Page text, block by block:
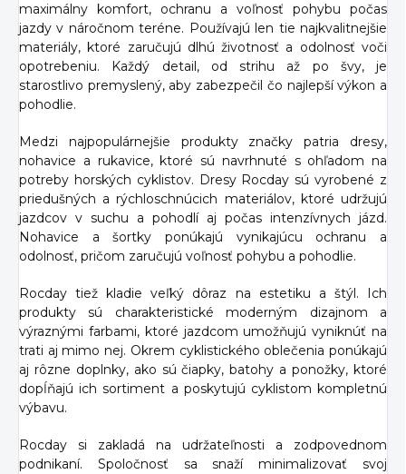
maximálny komfort, ochranu a voľnosť pohybu počas
jazdy v náročnom teréne. Používajú len tie najkvalitnejšie
materiály, ktoré zaručujú dlhú životnosť a odolnosť voči
opotrebeniu. Každý detail, od strihu až po švy, je
starostlivo premyslený, aby zabezpečil čo najlepší výkon a
pohodlie.
Medzi najpopulárnejšie produkty značky patria dresy,
nohavice a rukavice, ktoré sú navrhnuté s ohľadom na
potreby horských cyklistov. Dresy Rocday sú vyrobené z
priedušných a rýchloschnúcich materiálov, ktoré udržujú
jazdcov v suchu a pohodlí aj počas intenzívnych jázd.
Nohavice a šortky ponúkajú vynikajúcu ochranu a
odolnosť, pričom zaručujú voľnosť pohybu a pohodlie.
Rocday tiež kladie veľký dôraz na estetiku a štýl. Ich
produkty sú charakteristické moderným dizajnom a
výraznými farbami, ktoré jazdcom umožňujú vyniknúť na
trati aj mimo nej. Okrem cyklistického oblečenia ponúkajú
aj rôzne doplnky, ako sú čiapky, batohy a ponožky, ktoré
dopĺňajú ich sortiment a poskytujú cyklistom kompletnú
výbavu.
Rocday si zakladá na udržateľnosti a zodpovednom
podnikaní. Spoločnosť sa snaží minimalizovať svoj